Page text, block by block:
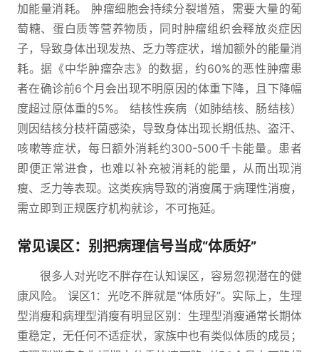
加能量消耗。 肿瘤细胞会持续分裂增殖，需要大量的葡
萄糖、蛋白质等营养物质，同时肿瘤组织会释放炎症因
子，导致身体出现发热、乏力等症状，增加额外的能量消
耗。据《中华肿瘤杂志》的数据，约60%的恶性肿瘤患
者在确诊前6个月会出现不明原因的体重下降，且下降幅
度超过原体重的5%。 结核性疾病（如肺结核、肠结核）
则因结核分枝杆菌感染，导致身体出现长期低热、盗汗、
咳嗽等症状，每日额外消耗约300-500千卡能量。患者
即便正常进食，也难以补充被消耗的能量，从而出现消
瘦、乏力等表现。这类疾病导致的消瘦属于病理性消瘦，
需立即到正规医疗机构就诊，不可拖延。
常见误区：别把病理信号当成“体质好”
很多人对光吃不胖存在认知误区，容易忽视潜在的健
康风险。 误区1：光吃不胖就是“体质好”。实际上，生理
型消瘦和病理型消瘦有明显区别：生理型消瘦通常长期体
重稳定，无任何不适症状，家族中也有类似体质的成员；